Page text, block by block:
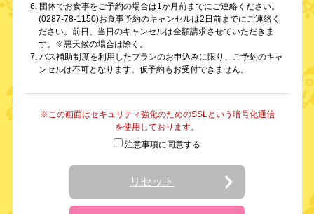
6. 団体でお食事をご予約の場合は1か月前までにご連絡ください。
(0287-78-1150)お食事予約のキャンセルは2日前までにご連絡く
ださい。前日、当日のキャンセルは全額請求させていただきま
す。※悪天候の場合は除く。
7. バス補助制度を利用したプランのお申込みに限り、ご予約のキャ
ンセルは不可となります。仮予約もお受付できません。
※この画面はセキュリティ強化のためのSSLという暗号化通信
を使用しております。
注意事項に同意する
リセット